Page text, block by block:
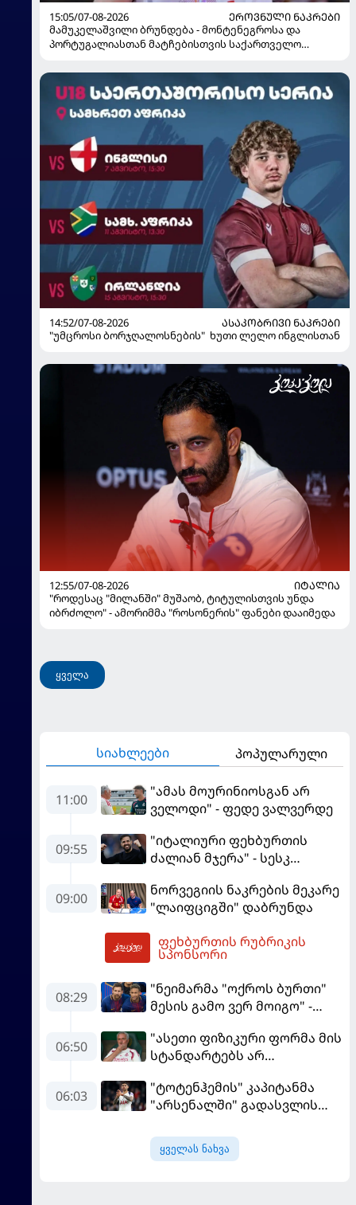
15:05/07-08-2026
ᲔᲠᲝᲕᲜᲣᲚᲘ ᲜᲐᲙᲠᲔᲑᲘ
მამუკელაშვილი ბრუნდება - მონტენეგროსა და
პორტუგალიასთან მატჩებისთვის საქართველო
14:52/07-08-2026
ᲐᲡᲐᲙᲝᲑᲠᲘᲕᲘ ᲜᲐᲙᲠᲔᲑᲘ
"უმცროსი ბორჯღალოსნების" ხუთი ლელო ინგლისთან
12:55/07-08-2026
ᲘᲢᲐᲚᲘᲐ
"როდესაც "მილანში" მუშაობ, ტიტულისთვის უნდა
იბრძოლო" - ამორიმმა "როსონერის" ფანები დააიმედა
ყველა
სიახლეები პოპულარული
11:00
"ამას მოურინიოსგან არ
ველოდი" - ფედე ვალვერდე
09:55
"იტალიური ფეხბურთის
ძალიან მჯერა" - სესკ
09:00
ნორვეგიის ნაკრების მეკარე
"ლაიფციგში" დაბრუნდა
ფეხბურთის რუბრიკის
სპონსორი
08:29
"ნეიმარმა "ოქროს ბურთი"
მესის გამო ვერ მოიგო" -
აგენტი
06:50
"ასეთი ფიზიკური ფორმა მის
სტანდარტებს არ
"რეალის" ახალწვეული
გააკრიტიკა
06:03
"ტოტენჰემის" კაპიტანმა
"არსენალში" გადასვლის
ყველას ნახვა